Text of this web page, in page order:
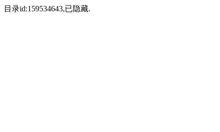
目录id:159534643,已隐藏.